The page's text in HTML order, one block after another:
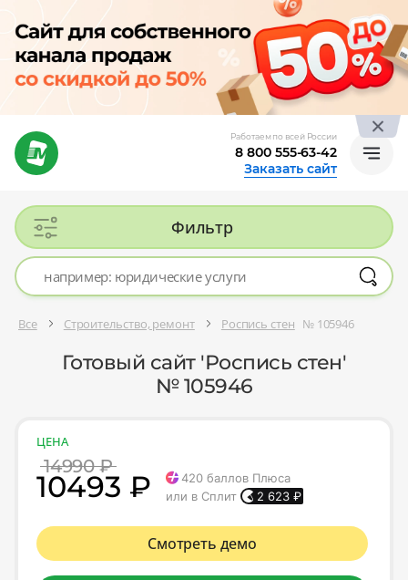
Работаем по всей России
8 800 555-63-42
Заказать сайт
Фильтр
Все Строительство, ремонт Роспись стен № 105946
Готовый сайт 'Роспись стен'
№ 105946
ЦЕНА
14990 ₽
10493 ₽ 420 баллов Плюса
или в Сплит
2 623 ₽
Смотреть демо